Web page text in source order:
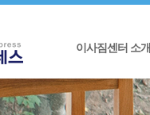
이사짐센터 소개